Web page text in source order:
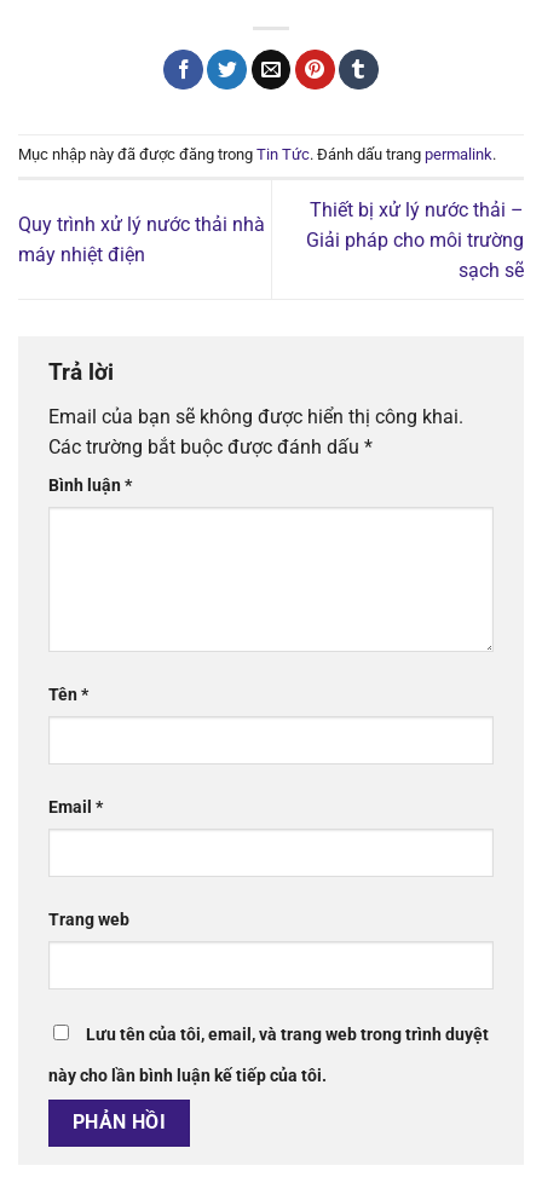
Mục nhập này đã được đăng trong Tin Tức. Đánh dấu trang permalink.
Quy trình xử lý nước thải nhà
máy nhiệt điện
Thiết bị xử lý nước thải –
Giải pháp cho môi trường
sạch sẽ
Trả lời
Email của bạn sẽ không được hiển thị công khai.
Các trường bắt buộc được đánh dấu *
Bình luận*
Tên*
Email *
Trang web
Lưu tên của tôi, email, và trang web trong trình duyệt
này cho lần bình luận kế tiếp của tôi.